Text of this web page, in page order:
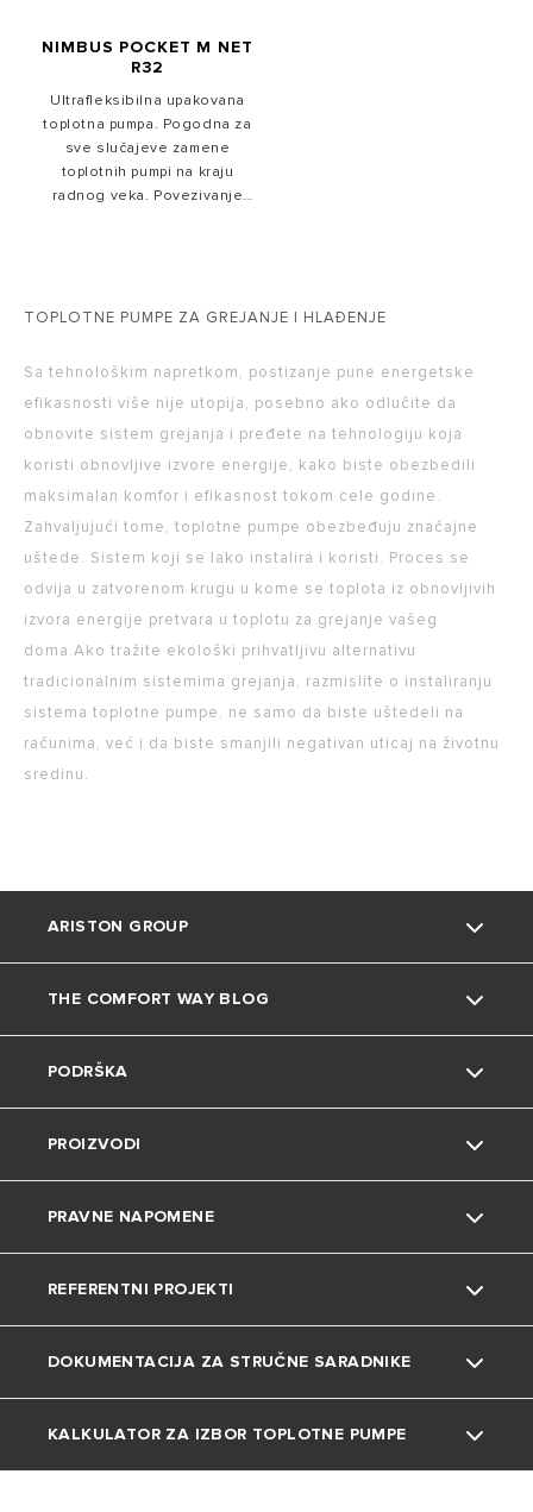
NIMBUS POCKET M NET
R32
Ultrafleksibilna upakovana
toplotna pumpa. Pogodna za
sve slučajeve zamene
toplotnih pumpi na kraju
radnog veka. Povezivanje
povezuje se sa Ariston NET
TOPLOTNE PUMPE ZA GREJANJE I HLAĐENJE
Sa tehnološkim napretkom, postizanje pune energetske
efikasnosti više nije utopija, posebno ako odlučite da
obnovite sistem grejanja i pređete na tehnologiju koja
koristi obnovljive izvore energije, kako biste obezbedili
maksimalan komfor i efikasnost tokom cele godine.
Zahvaljujući tome, toplotne pumpe obezbeđuju značajne
uštede. Sistem koji se lako instalira i koristi. Proces se
odvija u zatvorenom krugu u kome se toplota iz obnovljivih
izvora energije pretvara u toplotu za grejanje vašeg
doma.Ako tražite ekološki prihvatljivu alternativu
tradicionalnim sistemima grejanja, razmislite o instaliranju
sistema toplotne pumpe, ne samo da biste uštedeli na
računima, već i da biste smanjili negativan uticaj na životnu
sredinu.
ARISTON GROUP
O nama
Grupa
Zaposlenje
THE COMFORT WAY BLOG
Saveti i trikovi
Životna sredina
Uređenje doma
PODRŠKA
Kontakt
Česta pitanja
Katalozi i dokumentacija
PROIZVODI
Bojleri
Gasni kotlovi
Toplotne pumpe
Klima uređaji
PRAVNE NAPOMENE
Privatnost
Kolačići
REFERENTNI PROJEKTI
Projekti
DOKUMENTACIJA ZA STRUČNE SARADNIKE
Tehnička dokumentacija
KALKULATOR ZA IZBOR TOPLOTNE PUMPE